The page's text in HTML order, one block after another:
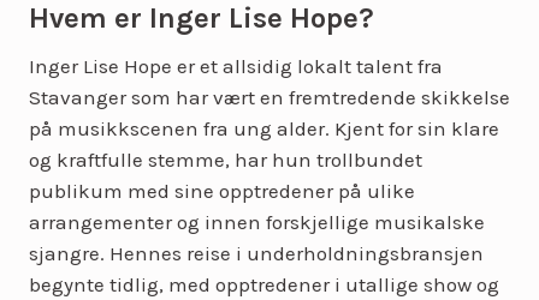
Hvem er Inger Lise Hope?
Inger Lise Hope er et allsidig lokalt talent fra
Stavanger som har vært en fremtredende skikkelse
på musikkscenen fra ung alder. Kjent for sin klare
og kraftfulle stemme, har hun trollbundet
publikum med sine opptredener på ulike
arrangementer og innen forskjellige musikalske
sjangre. Hennes reise i underholdningsbransjen
begynte tidlig, med opptredener i utallige show og